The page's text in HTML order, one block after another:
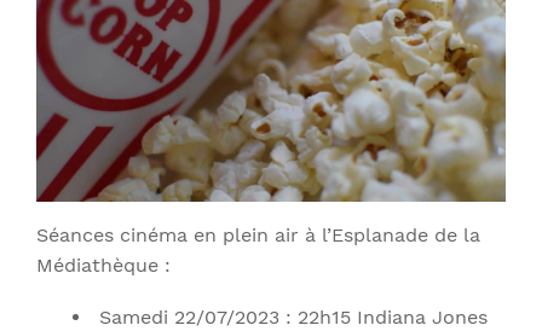
Séances cinéma en plein air à l’Esplanade de la
Médiathèque :
Samedi 22/07/2023 : 22h15 Indiana Jones